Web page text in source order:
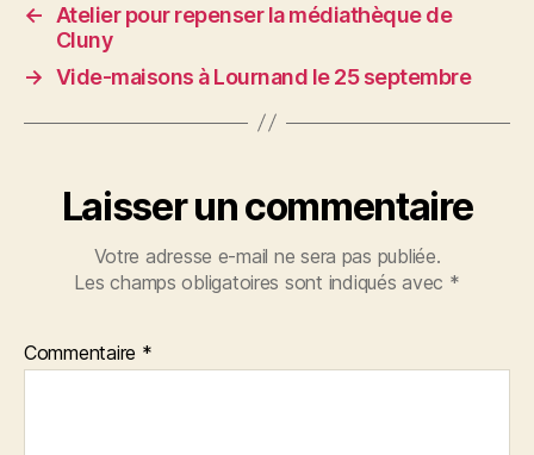
←
Atelier pour repenser la médiathèque de
Cluny
→ Vide-maisons à Lournand le 25 septembre
Laisser un commentaire
Votre adresse e-mail ne sera pas publiée.
Les champs obligatoires sont indiqués avec *
Commentaire *